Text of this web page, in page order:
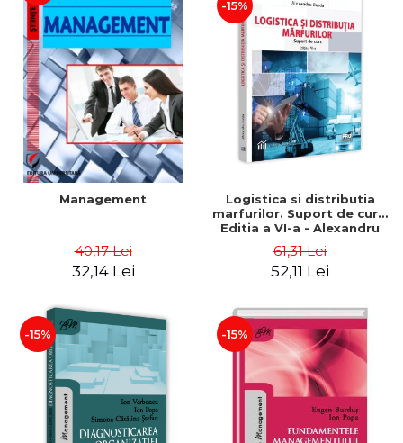
Management
40,17 Lei
32,14 Lei
-15%
Logistica si distributia
marfurilor. Suport de curs.
Editia a VI-a - Alexandru
61,31 Lei
52,11 Lei
-15% -15%